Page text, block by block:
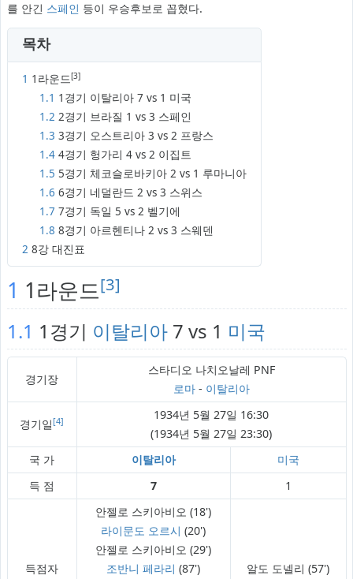
를 안긴 스페인 등이 우승후보로 꼽혔다.
목차
1 1라운드[3]
1.1 1경기 이탈리아 7 vs 1 미국
1.2 2경기 브라질 1 vs 3 스페인
1.3 3경기 오스트리아 3 vs 2 프랑스
1.4 4경기 헝가리 4 vs 2 이집트
1.5 5경기 체코슬로바키아 2 vs 1 루마니아
1.6 6경기 네덜란드 2 vs 3 스위스
1.7 7경기 독일 5 vs 2 벨기에
1.8 8경기 아르헨티나 2 vs 3 스웨덴
2 8강 대진표
1 1라운드[3]
1.1 1경기 이탈리아7 vs 1 미국
경기장
스타디오 나치오날레 PNF
로마- 이탈리아
경기일[4]
1934년 5월 27일 16:30
(1934년 5월 27일 23:30)
국 가
이탈리아
미국
득 점
7 1
득점자
안젤로 스키아비오 (18')
라이문도 오르시 (20')
안젤로 스키아비오 (29')
조반니 페라리 (87')
알도 도넬리 (57')